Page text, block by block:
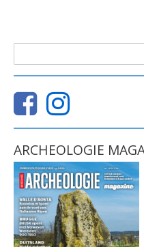
ZOEKVELD
ARCHEOLOGIE